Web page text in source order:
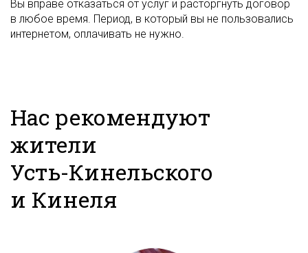
Вы вправе отказаться от услуг и расторгнуть договор
в любое время. Период, в который вы не пользовались
интернетом, оплачивать не нужно.
Нас рекомендуют
жители
Усть-Кинельского
и Кинеля